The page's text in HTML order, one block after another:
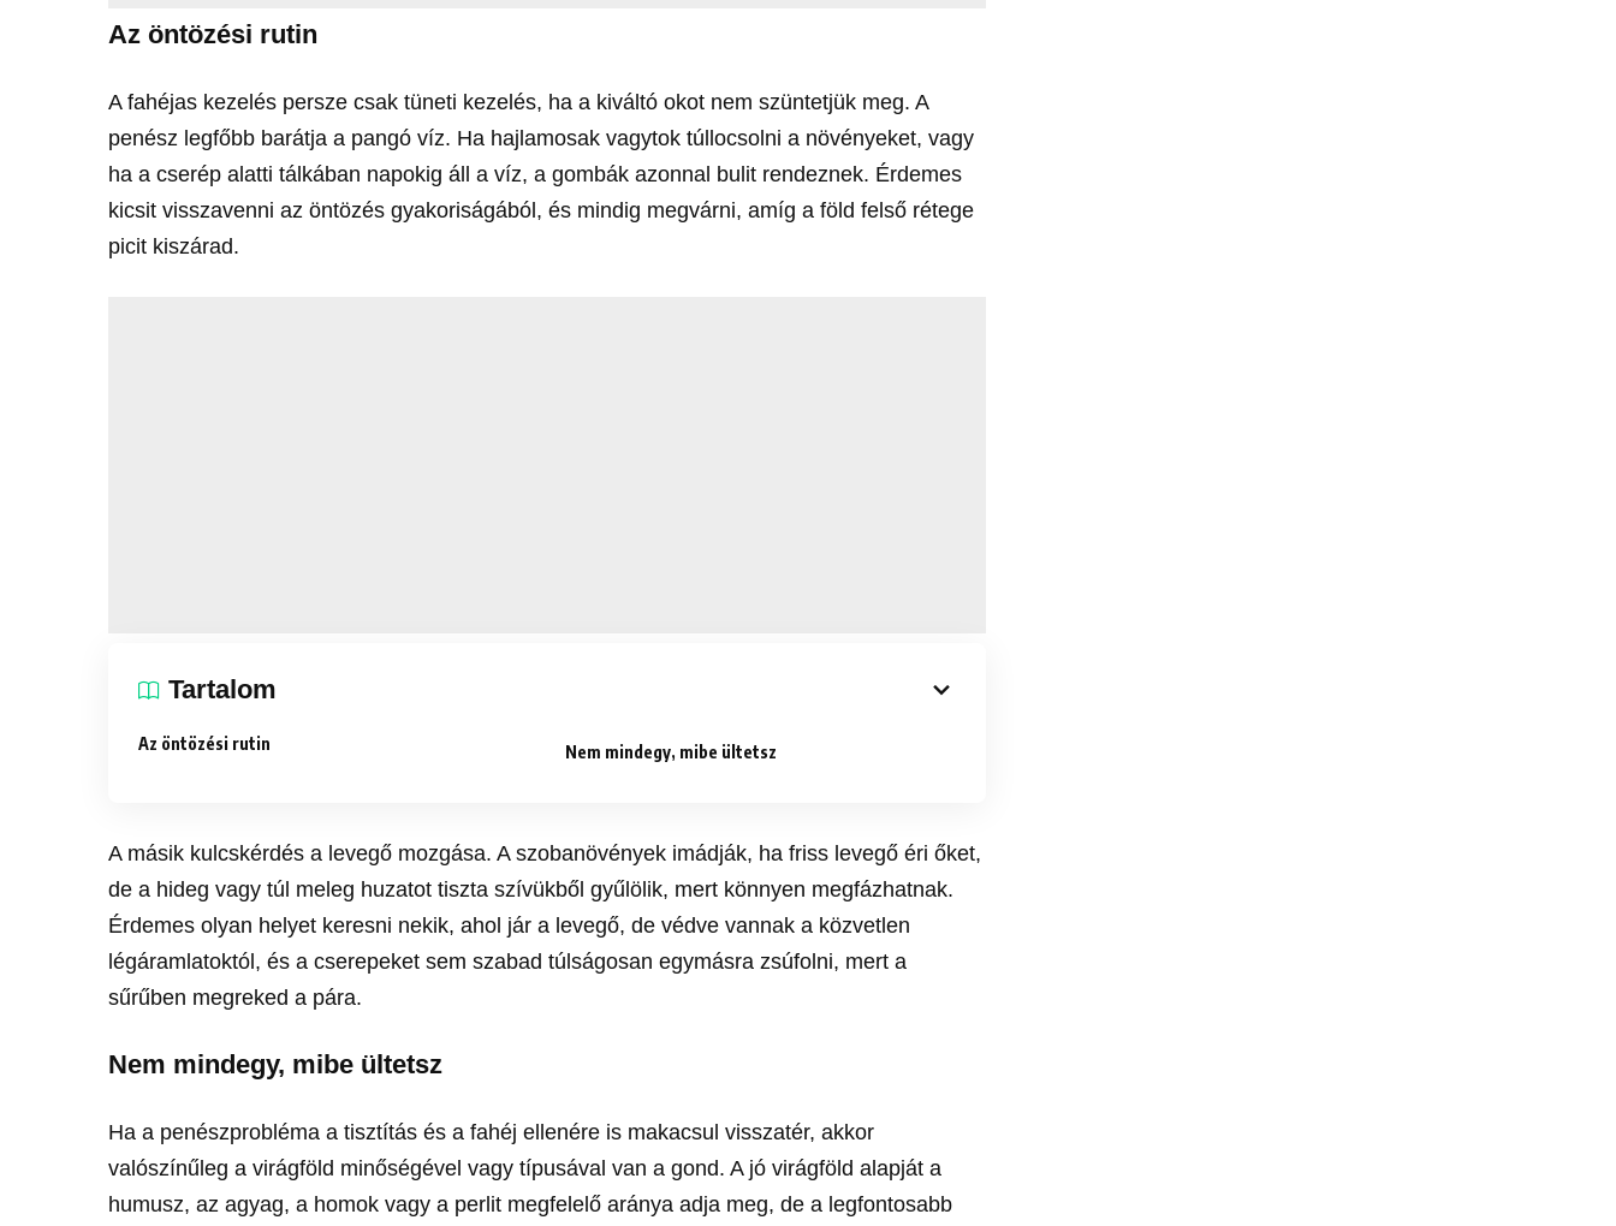
Az öntözési rutin
A fahéjas kezelés persze csak tüneti kezelés, ha a kiváltó okot nem szüntetjük meg. A
penész legfőbb barátja a pangó víz. Ha hajlamosak vagytok túllocsolni a növényeket, vagy
ha a cserép alatti tálkában napokig áll a víz, a gombák azonnal bulit rendeznek. Érdemes
kicsit visszavenni az öntözés gyakoriságából, és mindig megvárni, amíg a föld felső rétege
picit kiszárad.
Tartalom
Az öntözési rutin Nem mindegy, mibe ültetsz
A másik kulcskérdés a levegő mozgása. A szobanövények imádják, ha friss levegő éri őket,
de a hideg vagy túl meleg huzatot tiszta szívükből gyűlölik, mert könnyen megfázhatnak.
Érdemes olyan helyet keresni nekik, ahol jár a levegő, de védve vannak a közvetlen
légáramlatoktól, és a cserepeket sem szabad túlságosan egymásra zsúfolni, mert a
sűrűben megreked a pára.
Nem mindegy, mibe ültetsz
Ha a penészprobléma a tisztítás és a fahéj ellenére is makacsul visszatér, akkor
valószínűleg a virágföld minőségével vagy típusával van a gond. A jó virágföld alapját a
humusz, az agyag, a homok vagy a perlit megfelelő aránya adja meg, de a legfontosabb